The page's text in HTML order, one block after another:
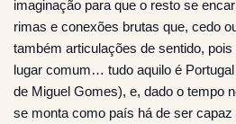
imaginação para que o resto se
rimas e conexões brutas que, cedo
também articulações de sentido,
lugar comum… tudo aquilo é
de Miguel Gomes), e, dado o tempo
se monta como país há de ser